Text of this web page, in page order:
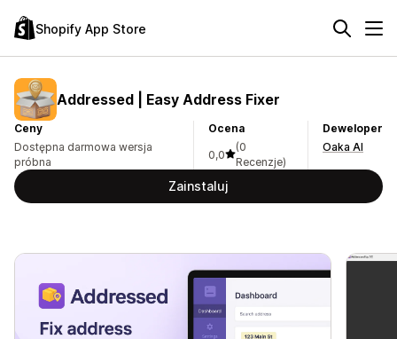
Shopify App Store
Addressed | Easy Address Fixer
Ceny
Dostępna darmowa wersja
próbna
Ocena
0,0
(0
Recenzje)
Deweloper
Oaka AI
Zainstaluj